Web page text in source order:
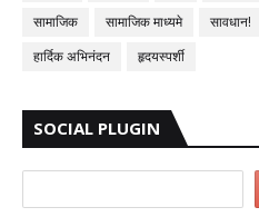
सामाजिक
सामाजिक माध्यमे सावधान!
हार्दिक अभिनंदन
हृदयस्पर्शी
SOCIAL PLUGIN